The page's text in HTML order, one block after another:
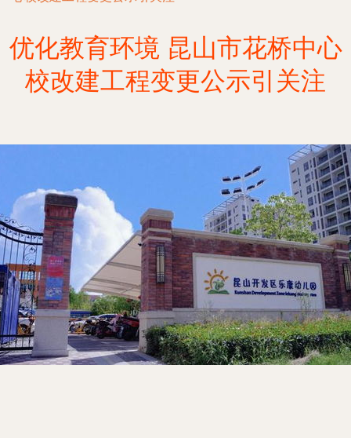
优化教育环境 昆山市花桥中心
校改建工程变更公示引关注